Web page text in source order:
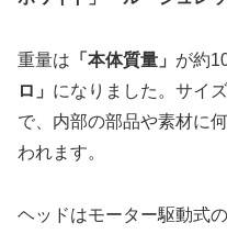
重量は 「本体質量」 が約
ロ」 になりました。サイ
で、内部の部品や素材に
われます。
ヘッドはモーター駆動式の